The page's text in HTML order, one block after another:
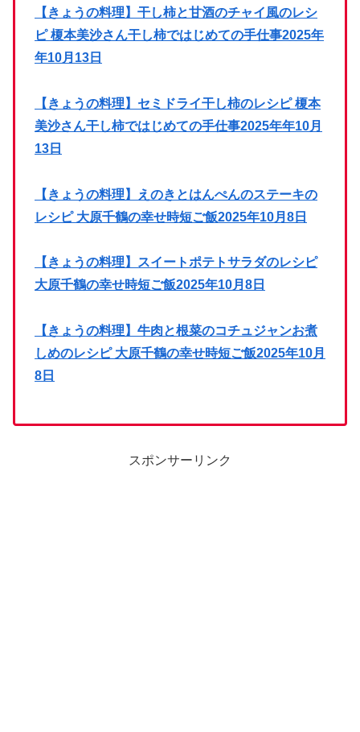
【きょうの料理】干し柿と甘酒のチャイ風のレシ
ピ 榎本美沙さん干し柿ではじめての手仕事2025年
年10月13日
【きょうの料理】セミドライ干し柿のレシピ 榎本
美沙さん干し柿ではじめての手仕事2025年年10月
13日
【きょうの料理】えのきとはんぺんのステーキの
レシピ 大原千鶴の幸せ時短ご飯2025年10月8日
【きょうの料理】スイートポテトサラダのレシピ
大原千鶴の幸せ時短ご飯2025年10月8日
【きょうの料理】牛肉と根菜のコチュジャンお煮
しめのレシピ 大原千鶴の幸せ時短ご飯2025年10月
8日
スポンサーリンク